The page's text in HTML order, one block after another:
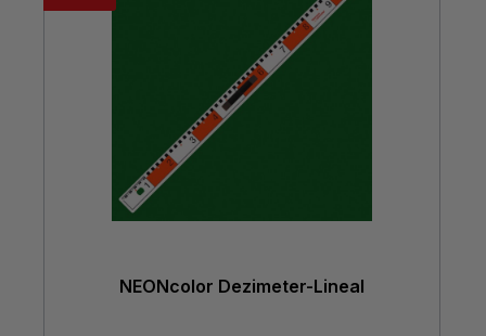
NEONcolor Dezimeter-Lineal